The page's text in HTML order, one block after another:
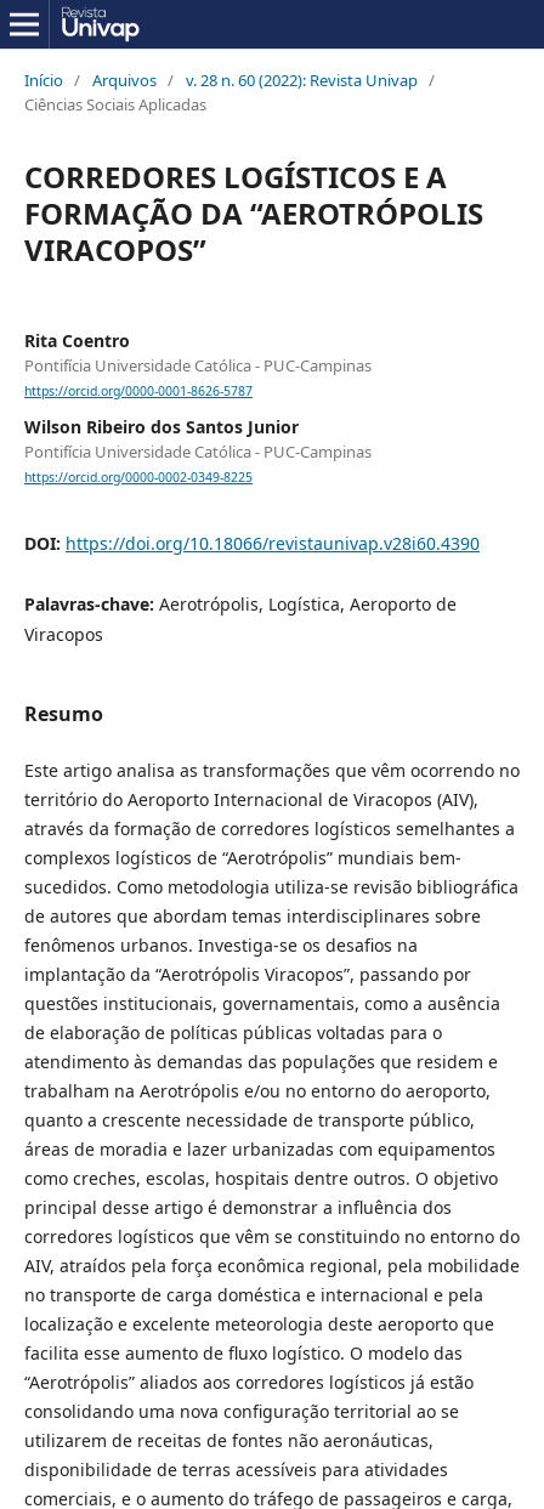
Início / Arquivos / v. 28 n. 60 (2022): Revista Univap /
Ciências Sociais Aplicadas
CORREDORES LOGÍSTICOS E A
FORMAÇÃO DA “AEROTRÓPOLIS
VIRACOPOS”
Rita Coentro
Pontifícia Universidade Católica - PUC-Campinas
https://orcid.org/0000-0001-8626-5787
Wilson Ribeiro dos Santos Junior
Pontifícia Universidade Católica - PUC-Campinas
https://orcid.org/0000-0002-0349-8225
DOI: https://doi.org/10.18066/revistaunivap.v28i60.4390
Palavras-chave: Aerotrópolis, Logística, Aeroporto de
Viracopos
Resumo
Este artigo analisa as transformações que vêm ocorrendo no
território do Aeroporto Internacional de Viracopos (AIV),
através da formação de corredores logísticos semelhantes a
complexos logísticos de “Aerotrópolis” mundiais bem-
sucedidos. Como metodologia utiliza-se revisão bibliográfica
de autores que abordam temas interdisciplinares sobre
fenômenos urbanos. Investiga-se os desafios na
implantação da “Aerotrópolis Viracopos”, passando por
questões institucionais, governamentais, como a ausência
de elaboração de políticas públicas voltadas para o
atendimento às demandas das populações que residem e
trabalham na Aerotrópolis e/ou no entorno do aeroporto,
quanto a crescente necessidade de transporte público,
áreas de moradia e lazer urbanizadas com equipamentos
como creches, escolas, hospitais dentre outros. O objetivo
principal desse artigo é demonstrar a influência dos
corredores logísticos que vêm se constituindo no entorno do
AIV, atraídos pela força econômica regional, pela mobilidade
no transporte de carga doméstica e internacional e pela
localização e excelente meteorologia deste aeroporto que
facilita esse aumento de fluxo logístico. O modelo das
“Aerotrópolis” aliados aos corredores logísticos já estão
consolidando uma nova configuração territorial ao se
utilizarem de receitas de fontes não aeronáuticas,
disponibilidade de terras acessíveis para atividades
comerciais, e o aumento do tráfego de passageiros e carga,